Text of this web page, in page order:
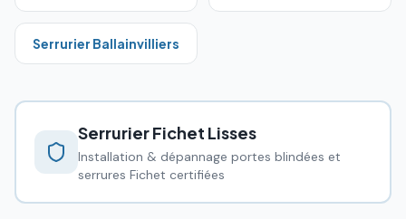
Serrurier Ballainvilliers
Serrurier Fichet Lisses
Installation & dépannage portes blindées et
serrures Fichet certifiées